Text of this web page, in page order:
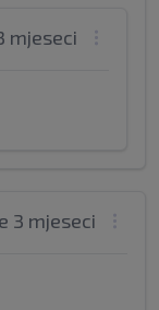
mjeseci
3 mjeseci